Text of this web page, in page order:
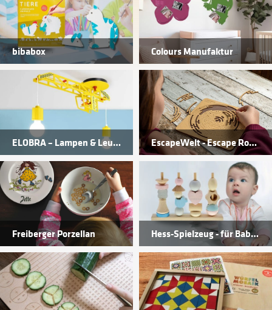
bibabox
Hess-Spielzeug - für Babys & Kinder
ELOBRA – Lampen & Leuchten
Colours Manufaktur
Freiberger Porzellan
EscapeWelt - Escape Room Spiele